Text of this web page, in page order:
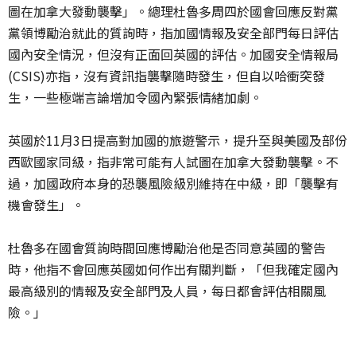
圖在加拿大發動襲擊」。總理杜魯多周四於國會回應反對黨
黨領博勵治就此的質詢時，指加國情報及安全部門每日評估
國內安全情況，但沒有正面回英國的評估。加國安全情報局
(CSIS)亦指，沒有資訊指襲擊隨時發生，但自以哈衝突發
生，一些極端言論增加令國內緊張情緒加劇。
英國於11月3日提高對加國的旅遊警示，提升至與美國及部份
西歐國家同級，指非常可能有人試圖在加拿大發動襲擊。不
過，加國政府本身的恐襲風險級別維持在中級，即「襲擊有
機會發生」。
杜魯多在國會質詢時間回應博勵治他是否同意英國的警告
時，他指不會回應英國如何作出有關判斷，「但我確定國內
最高級別的情報及安全部門及人員，每日都會評估相關風
險。」